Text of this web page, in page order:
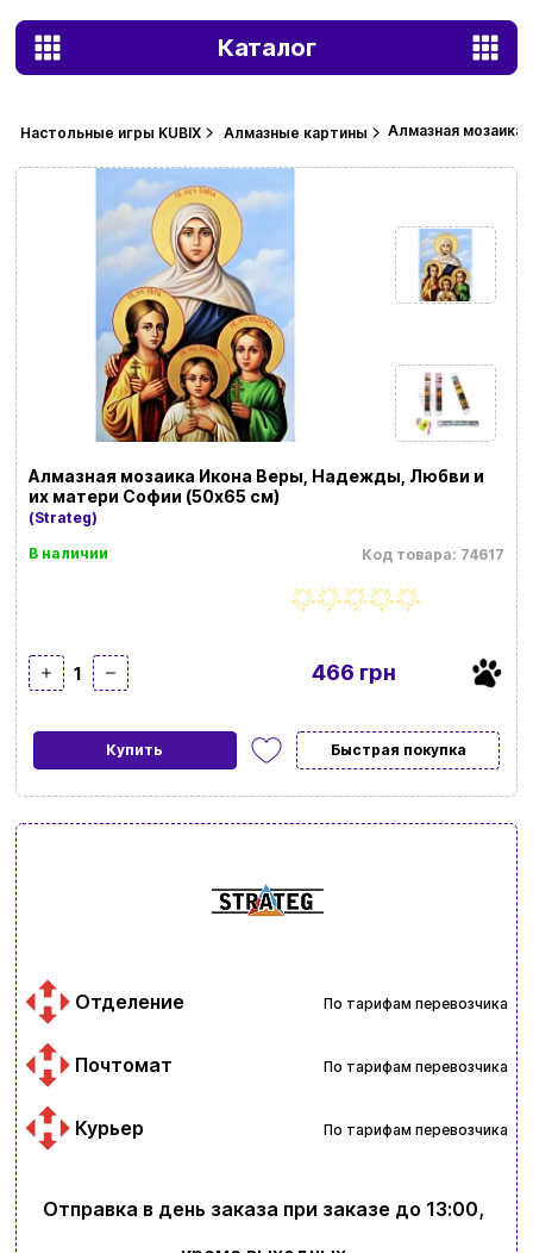
Каталог
Настольные игры KUBIX Алмазные картины Алмазная
Алмазная мозаика Икона Веры, Надежды, Любви и
их матери Софии (50х65 см)
(Strateg)
Код товара: 74617
В наличии
466 грн
1
Купить Быстрая покупка
Отделение По тарифам перевозчика
Почтомат По тарифам перевозчика
Курьер По тарифам перевозчика
Отправка в день заказа при заказе до 13:00,